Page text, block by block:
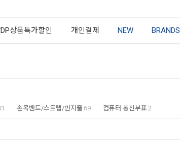
상품특가할인 개인결제 NEW BRANDS
손목밴드/스트랩/번지줄 69 컴퓨터 통신부표 2